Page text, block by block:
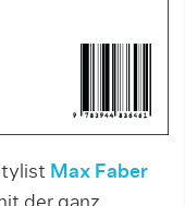
Max Faber